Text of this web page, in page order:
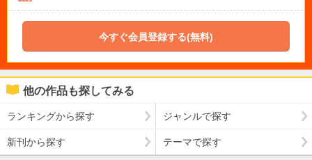
今すぐ会員登録する(無料)
他の作品も探してみる
ランキングから探す ジャンルで探す
新刊から探す テーマで探す